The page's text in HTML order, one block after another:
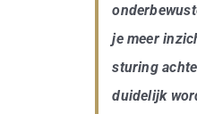
je meer
sturing
duidelijk